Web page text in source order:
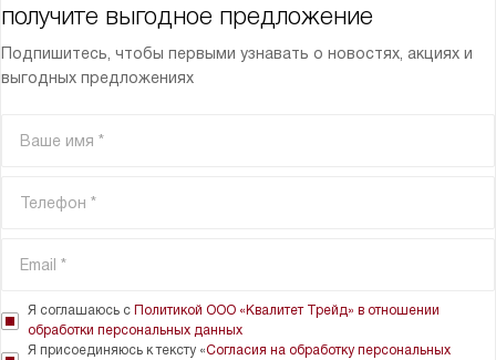
получите выгодное предложение
Подпишитесь, чтобы первыми узнавать о новостях, акциях и
выгодных предложениях
Я соглашаюсь с Политикой ООО «Квалитет Трейд» в отношении
обработки персональных данных
Я присоединяюсь к тексту «Согласия на обработку персональных